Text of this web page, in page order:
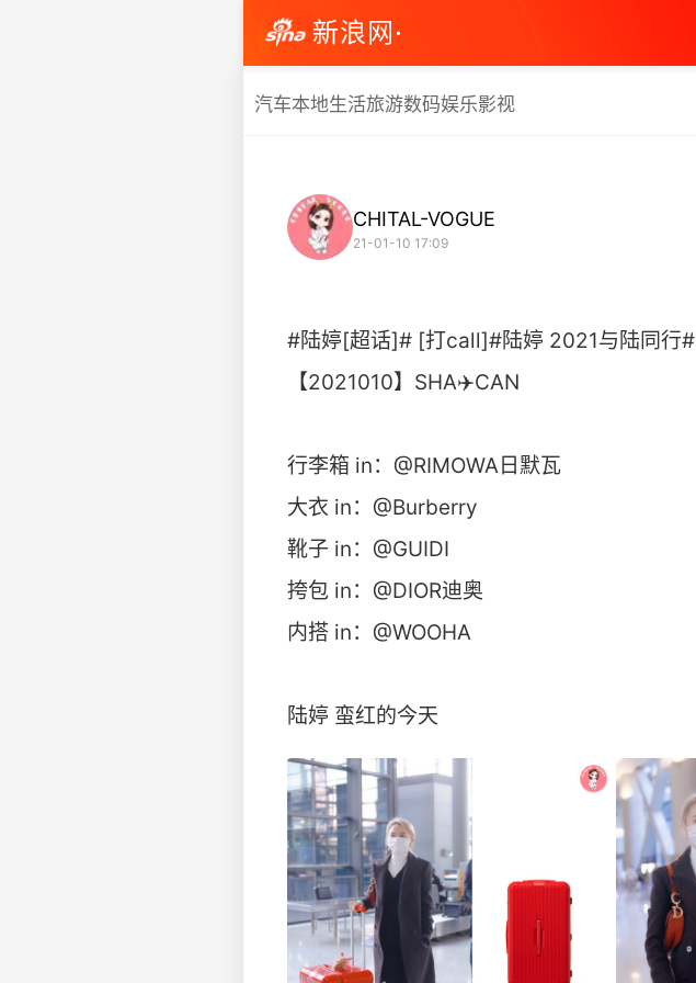
新浪网·
汽车本地生活旅游数码娱乐影视
CHITAL-VOGUE
21-01-10 17:09
#陆婷[超话]# [打call]#陆婷 2021与陆同行#
【2021010】SHA✈️CAN
行李箱 in：@RIMOWA日默瓦
大衣 in：@Burberry
靴子 in：@GUIDI
挎包 in：@DIOR迪奥
内搭 in：@WOOHA
陆婷 蛮红的今天 ​